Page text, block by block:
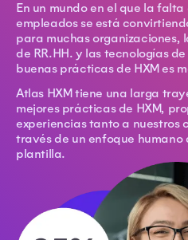
En un mundo en el que la
empleados se está
para muchas organizaciones,
de RR.HH. y las tecnologías
buenas prácticas de HXM es
Atlas HXM tiene una larga
mejores prácticas de HXM,
experiencias tanto a nuestros
través de un enfoque humano
plantilla.